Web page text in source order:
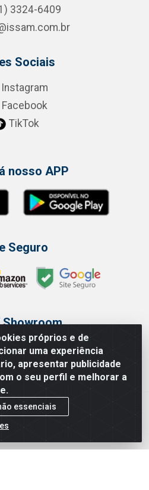
próprios e de
uma experiência
apresentar publicidade
o seu perfil e melhorar a
essenciais
3324-6409
Sociais
Instagram
Facebook
TikTok
nosso APP
Seguro
Showroom
3314 6400
- Pari - São Paulo/SP
LTDA - Av. Vautier, 468 - Pari, São
- CNPJ 00.327.385/0003-68